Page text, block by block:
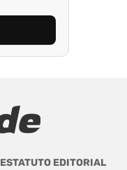
ESTATUTO EDITORIAL